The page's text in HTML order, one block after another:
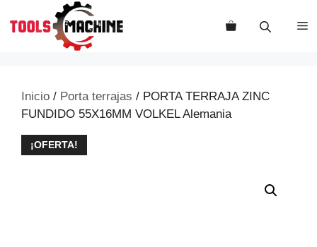
Inicio / Porta terrajas / PORTA TERRAJA ZINC
FUNDIDO 55X16MM VOLKEL Alemania
¡OFERTA!